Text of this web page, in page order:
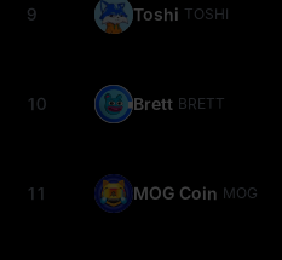
9 Toshi TOSHI
10 Brett BRETT
11 MOG Coin MOG